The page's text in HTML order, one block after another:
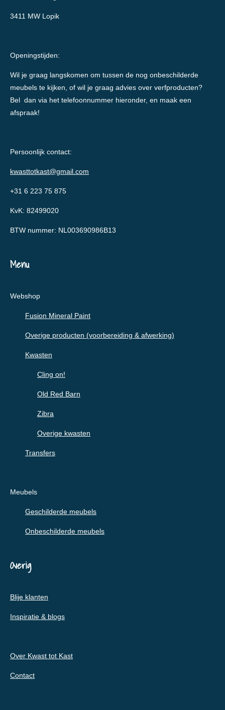
3411 MW Lopik
Openingstijden:
Wil je graag langskomen om tussen de nog onbeschilderde
meubels te kijken, of wil je graag advies over verfproducten?
Bel dan via het telefoonnummer hieronder, en maak een
afspraak!
Persoonlijk contact:
kwasttotkast@gmail.com
+31 6 223 75 875
KvK: 82499020
BTW nummer: NL003690986B13
Menu
Webshop
Fusion Mineral Paint
Overige producten (voorbereiding & afwerking)
Kwasten
Cling on!
Old Red Barn
Zibra
Overige kwasten
Transfers
Meubels
Geschilderde meubels
Onbeschilderde meubels
Overig
Blije klanten
Inspiratie & blogs
Over Kwast tot Kast
Contact